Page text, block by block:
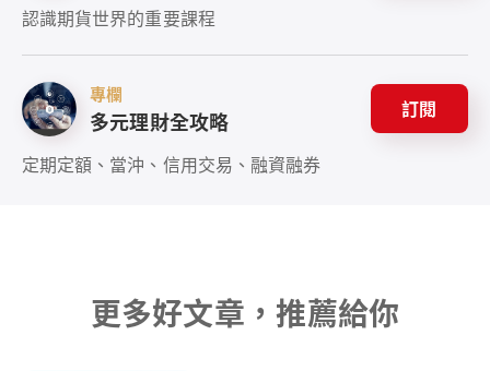
認識期貨世界的重要課程
專欄
多元理財全攻略 訂閱
定期定額、當沖、信用交易、融資融券
更多好文章，推薦給你